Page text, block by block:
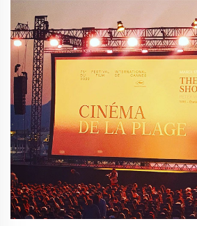
for merker, arrangementarrangører,
skape uglemmelige visuelle opplevelser.